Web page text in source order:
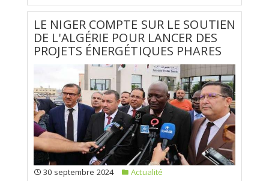
LE NIGER COMPTE SUR LE SOUTIEN
DE L'ALGÉRIE POUR LANCER DES
PROJETS ÉNERGÉTIQUES PHARES
30 septembre 2024
Actualité